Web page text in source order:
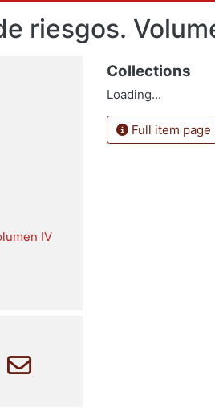
riesgos.
IV
Collections
Loading...
Full item page